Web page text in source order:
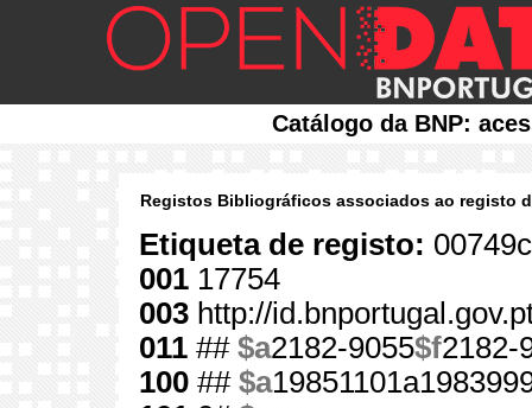
Catálogo da BNP:
Registos Bibliográficos associados ao registo
Etiqueta de registo:
001 17754
003 http://
011 ## $a2182-9055$f2182-
100 ## $a